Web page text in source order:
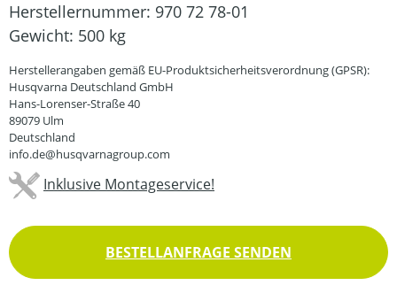
Herstellernummer: 970 72 78-01
Gewicht: 500 kg
Herstellerangaben gemäß EU-Produktsicherheitsverordnung (GPSR):
Husqvarna Deutschland GmbH
Hans-Lorenser-Straße 40
89079 Ulm
Deutschland
info.de@husqvarnagroup.com
Inklusive Montageservice!
BESTELLANFRAGE SENDEN